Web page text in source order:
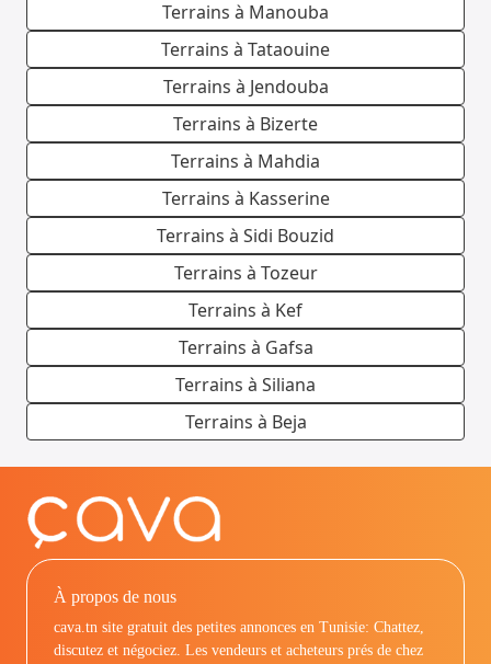
Terrains à Manouba
Terrains à Tataouine
Terrains à Jendouba
Terrains à Bizerte
Terrains à Mahdia
Terrains à Kasserine
Terrains à Sidi Bouzid
Terrains à Tozeur
Terrains à Kef
Terrains à Gafsa
Terrains à Siliana
Terrains à Beja
À propos de nous
cava.tn site gratuit des petites annonces en Tunisie: Chattez,
discutez et négociez. Les vendeurs et acheteurs prés de chez